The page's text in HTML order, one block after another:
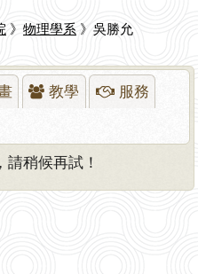
》 物理學系 》吳勝允
教學 服務
請稍候再試！